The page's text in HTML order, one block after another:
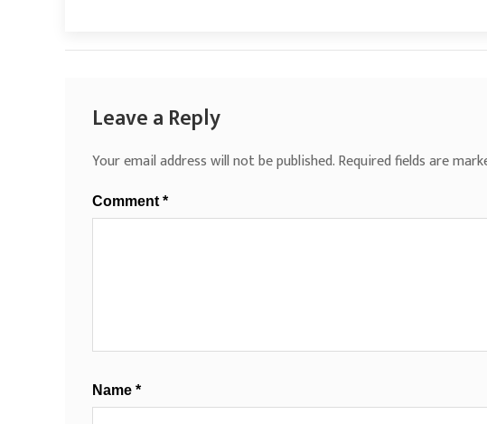
Leave a Reply
Your email address will not be published.Required fields are
Comment *
Name *